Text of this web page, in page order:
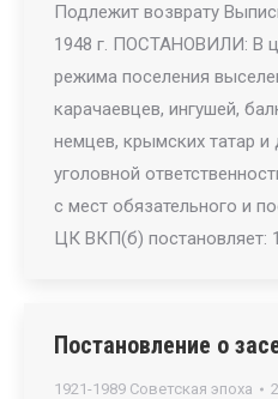
Подлежит возврату
1948 г. ПОСТАНОВИЛИ: В
режима поселения
карачаевцев, ингушей,
немцев, крымских татар и
уголовной
с мест обязательного и
ЦК ВКП(б) постановляет:
Постановление о
1921-1989 Советская эпоха